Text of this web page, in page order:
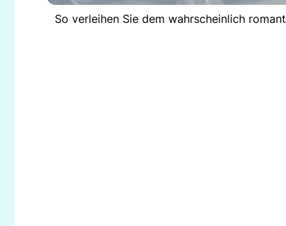
So verleihen Sie dem wahrscheinlich